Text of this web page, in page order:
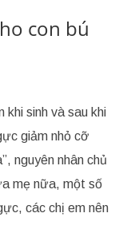
con bú
khi sinh và sau khi
giảm nhỏ cỡ
nguyên nhân chủ
mẹ nữa, một số
các chị em nên